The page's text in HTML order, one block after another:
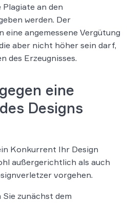
Plagiate an den
werden. Der
eine angemessene Vergütung
aber nicht höher sein darf,
des Erzeugnisses.
eine
Designs
Konkurrent Ihr Design
außergerichtlich als auch
vorgehen.
zunächst dem